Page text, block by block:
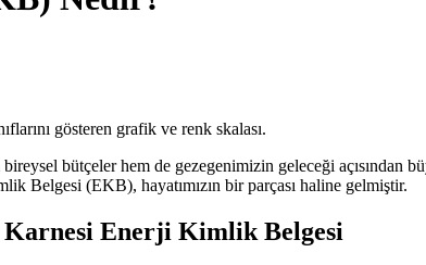
bütçeler hem de gezegenimizin geleceği açısından
Belgesi (EKB), hayatımızın bir parçası haline gelmiştir.
Karnesi Enerji Kimlik Belgesi